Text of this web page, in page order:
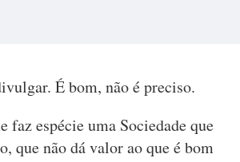
É bom, não é preciso.
faz espécie uma Sociedade que
que não dá valor ao que é bom